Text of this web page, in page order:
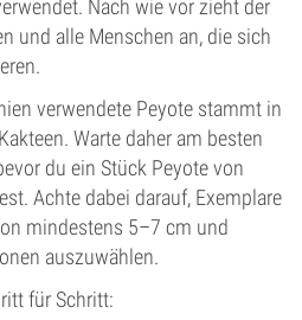
Nach wie vor zieht der
und alle Menschen an, die sich
verwendete Peyote stammt in
Warte daher am besten
du ein Stück Peyote von
Achte dabei darauf, Exemplare
mindestens 5–7 cm und
auszuwählen.
für Schritt: